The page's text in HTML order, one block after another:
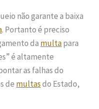
não garante a baixa
. Portanto é preciso
da multapara
é altamente
as falhas do
de multasdo Estado,